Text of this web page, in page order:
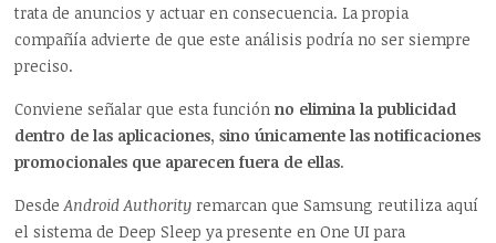
trata de anuncios y actuar en consecuencia. La propia
compañía advierte de que este análisis podría no ser siempre
preciso.
Conviene señalar que esta funciónno elimina la publicidad
dentro de las aplicaciones, sino únicamente las notificaciones
promocionales que aparecen fuera de ellas.
DesdeAndroid Authority remarcan que Samsung reutiliza aquí
el sistema de Deep Sleep ya presente en One UI para